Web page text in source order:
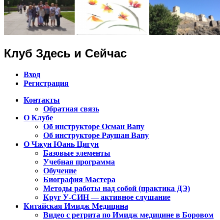
Клуб Здесь и Сейчас
Вход
Регистрация
Клуб Чжун Юань Цигун в городах
Контакты
Обратная связь
О Клубе
Об инструкторе Осман Вапу
Об инструкторе Раушан Вапу
О Чжун Юань Цигун
Базовые элементы
Учебная программа
Обучение
Биография Мастера
Методы работы над собой (практика ДЭ)
Круг У-СИН — активное слушание
Китайская Имидж Медицина
Видео с ретрита по Имидж медицине в Боровом